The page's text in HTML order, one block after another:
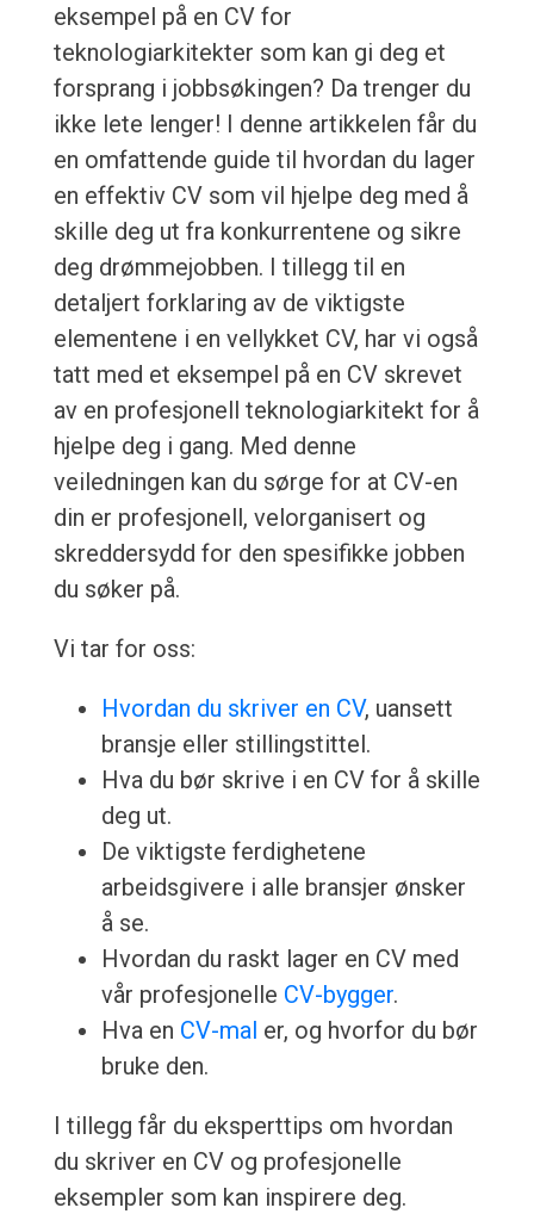
eksempel på en CV for
teknologiarkitekter som kan gi deg et
forsprang i jobbsøkingen? Da trenger du
ikke lete lenger! I denne artikkelen får du
en omfattende guide til hvordan du lager
en effektiv CV som vil hjelpe deg med å
skille deg ut fra konkurrentene og sikre
deg drømmejobben. I tillegg til en
detaljert forklaring av de viktigste
elementene i en vellykket CV, har vi også
tatt med et eksempel på en CV skrevet
av en profesjonell teknologiarkitekt for å
hjelpe deg i gang. Med denne
veiledningen kan du sørge for at CV-en
din er profesjonell, velorganisert og
skreddersydd for den spesifikke jobben
du søker på.
Vi tar for oss:
Hvordan du skriver en CV, uansett
bransje eller stillingstittel.
Hva du bør skrive i en CV for å skille
deg ut.
De viktigste ferdighetene
arbeidsgivere i alle bransjer ønsker
å se.
Hvordan du raskt lager en CV med
vår profesjonelle CV-bygger.
Hva en CV-mal er, og hvorfor du bør
bruke den.
I tillegg får du eksperttips om hvordan
du skriver en CV og profesjonelle
eksempler som kan inspirere deg.